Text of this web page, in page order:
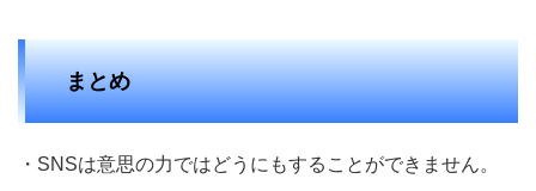
まとめ
・SNSは意思の力ではどうにもすることができません。